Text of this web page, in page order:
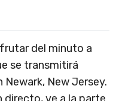
del minuto a
se transmitirá
New Jersey.